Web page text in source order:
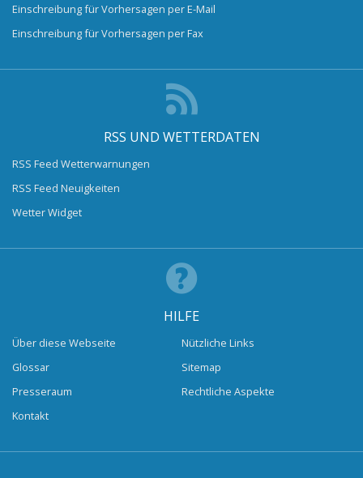
Einschreibung für Vorhersagen per E-Mail
Einschreibung für Vorhersagen per Fax
RSS UND WETTERDATEN
RSS Feed Wetterwarnungen
RSS Feed Neuigkeiten
Wetter Widget
HILFE
Über diese Webseite
Glossar
Presseraum
Kontakt
Nützliche Links
Sitemap
Rechtliche Aspekte